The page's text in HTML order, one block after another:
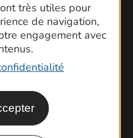
très utiles pour
de navigation,
engagement avec
nous !
questions
Topoguides
Gard